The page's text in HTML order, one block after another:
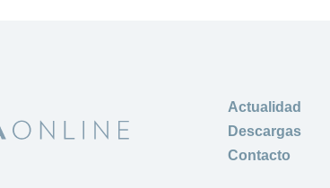
Actualidad
Descargas
Contacto